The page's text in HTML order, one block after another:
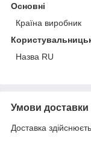
Основні
Країна виробник
Назва RU
Умови доставки
Доставка